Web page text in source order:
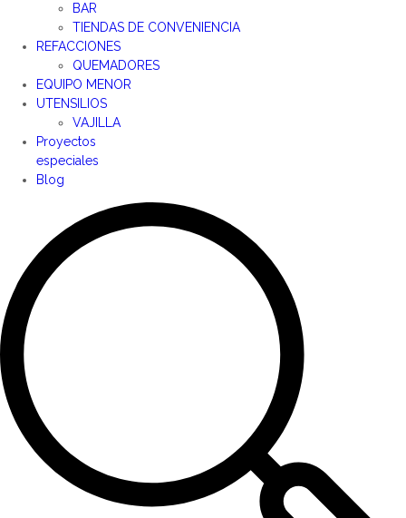
BAR
TIENDAS DE CONVENIENCIA
REFACCIONES
QUEMADORES
EQUIPO MENOR
UTENSILIOS
VAJILLA
Proyectos
especiales
Blog